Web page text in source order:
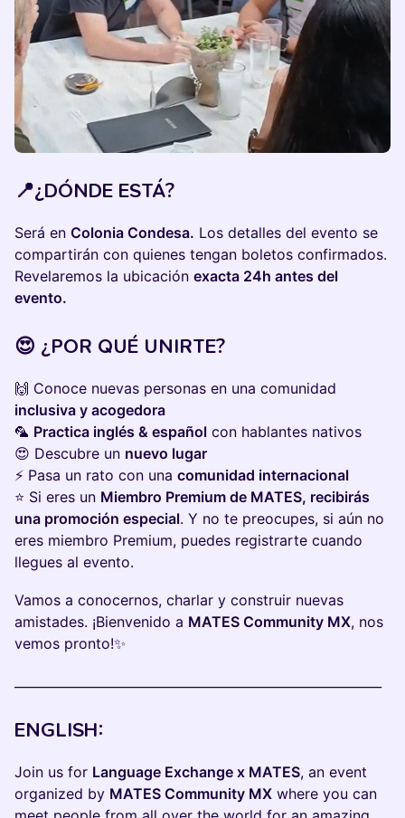
📍¿DÓNDE ESTÁ?
​Será en Colonia Condesa. Los detalles del evento se
compartirán con quienes tengan boletos confirmados.
Revelaremos la ubicación exacta 24h antes del
evento.
😍 ¿POR QUÉ UNIRTE?
🙌 Conoce nuevas personas en una comunidad
inclusiva y acogedora
🦜 Practica inglés & español con hablantes nativos
😍 Descubre un nuevo lugar
⚡ Pasa un rato con una comunidad internacional
⭐ Si eres un Miembro Premium de MATES, recibirás
una promoción especial. Y no te preocupes, si aún no
eres miembro Premium, puedes registrarte cuando
llegues al evento.
Vamos a conocernos, charlar y construir nuevas
amistades. ¡Bienvenido a MATES Community MX, nos
vemos pronto!✨
ENGLISH:
Join us for Language Exchange x MATES, an event
organized by MATES Community MX where you can